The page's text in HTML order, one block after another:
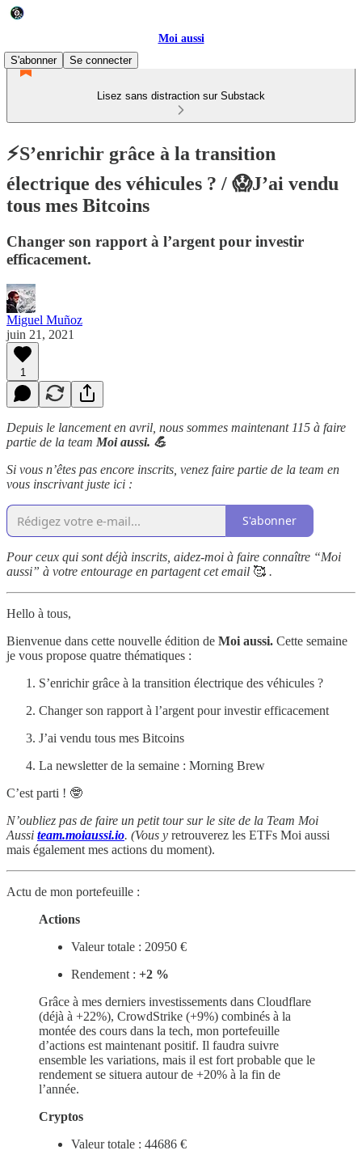
Moi aussi
S'abonner
Se connecter
Lisez sans distraction sur Substack
⚡️S’enrichir grâce à la transition
électrique des véhicules ? / 😱J’ai vendu
tous mes Bitcoins
Changer son rapport à l’argent pour investir
efficacement.
Miguel Muñoz
juin 21, 2021
1
Depuis le lancement en avril, nous sommes maintenant 115 à faire
partie de la team Moi aussi. 💪
Si vous n’êtes pas encore inscrits, venez faire partie de la team en
vous inscrivant juste ici :
S'abonner
Pour ceux qui sont déjà inscrits, aidez-moi à faire connaître “Moi
aussi” à votre entourage en partagent cet email 🥰 .
Hello à tous,
Bienvenue dans cette nouvelle édition de Moi aussi. Cette semaine
je vous propose quatre thématiques :
S’enrichir grâce à la transition électrique des véhicules ?
Changer son rapport à l’argent pour investir efficacement
J’ai vendu tous mes Bitcoins
La newsletter de la semaine : Morning Brew
C’est parti ! 🤓
N’oubliez pas de faire un petit tour sur le site de la Team Moi
Aussi team.moiaussi.io. (Vous y retrouverez les ETFs Moi aussi
mais également mes actions du moment).
Actu de mon portefeuille :
Actions
Valeur totale : 20950 €
Rendement : +2 %
Grâce à mes derniers investissements dans Cloudflare
(déjà à +22%), CrowdStrike (+9%) combinés à la
montée des cours dans la tech, mon portefeuille
d’actions est maintenant positif. Il faudra suivre
ensemble les variations, mais il est fort probable que le
rendement se situera autour de +20% à la fin de
l’année.
Cryptos
Valeur totale : 44686 €